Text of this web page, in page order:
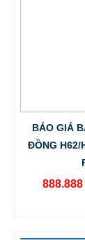
BÁO GIÁ
ĐỒNG H62/